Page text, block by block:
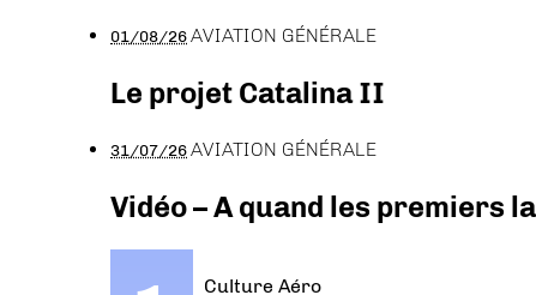
01/08/26AVIATION GÉNÉRALE
Le projet Catalina II
31/07/26AVIATION GÉNÉRALE
Vidéo – A quand les premiers
Culture Aéro